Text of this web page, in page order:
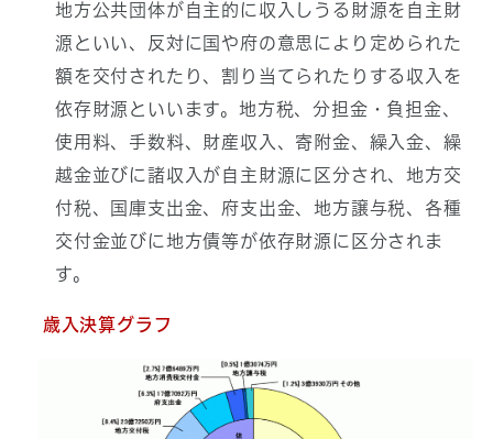
地方公共団体が自主的に収入しうる財源を自主財
源といい、反対に国や府の意思により定められた
額を交付されたり、割り当てられたりする収入を
依存財源といいます。地方税、分担金・負担金、
使用料、手数料、財産収入、寄附金、繰入金、繰
越金並びに諸収入が自主財源に区分され、地方交
付税、国庫支出金、府支出金、地方譲与税、各種
交付金並びに地方債等が依存財源に区分されま
す。
歳入決算グラフ